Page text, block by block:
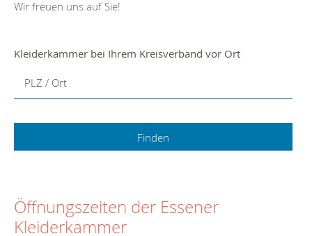
Wir freuen uns auf Sie!
Kleiderkammer bei Ihrem Kreisverband vor Ort
PLZ / Ort
Öffnungszeiten der Essener
Kleiderkammer